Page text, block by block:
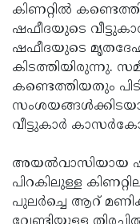
കിണറ്റില്‍
ഷഫീദയുടെ
ഷഫീദയുടെ
കിടത്തിയിരുന്നു.
കണ്ടെത്തിയതും
വീട്ടുകാര്‍
അയല്‍വാസിയായ
പിറകിലുള്ള
പുലര്‍ച്ചെ ആറ്